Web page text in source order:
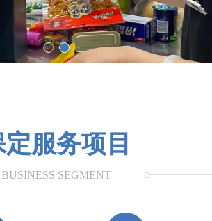
服务项目
BUSINESS SEGMENT